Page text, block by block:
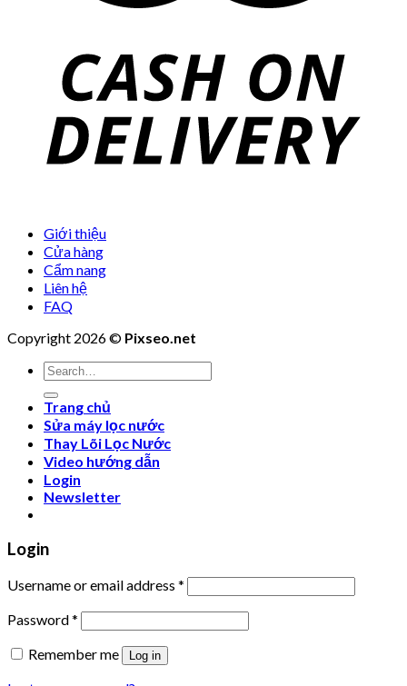
Giới thiệu
Cửa hàng
Cẩm nang
Liên hệ
FAQ
Copyright 2026 © Pixseo.net
Search
for:
Trang chủ
Sửa máy lọc nước
Thay Lõi Lọc Nước
Video hướng dẫn
Login
Newsletter
Login
Username or email address *
Password*
Remember me
Log in